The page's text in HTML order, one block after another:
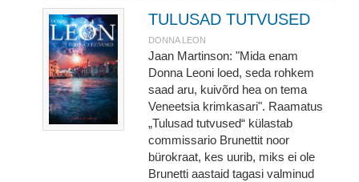
TULUSAD TUTVUSED
DONNA LEON
Jaan Martinson: "Mida enam
Donna Leoni loed, seda rohkem
saad aru, kuivõrd hea on tema
Veneetsia krimkasari". Raamatus
„Tulusad tutvused“ külastab
commissario Brunettit noor
bürokraat, kes uurib, miks ei ole
Brunetti aastaid tagasi valminud